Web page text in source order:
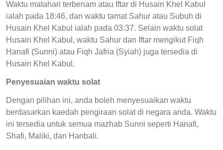
Waktu matahari terbenam atau Iftar di Husain Khel Kabul
ialah pada 18:46, dan waktu tamat Sahur atau Subuh di
Husain Khel Kabul ialah pada 03:37. Selain waktu solat
Husain Khel Kabul, waktu Sahur dan Iftar mengikut Fiqh
Hanafi (Sunni) atau Fiqh Jafria (Syiah) juga tersedia di
Husain Khel Kabul.
Penyesuaian waktu solat
Dengan pilihan ini, anda boleh menyesuaikan waktu
berdasarkan kaedah pengiraan solat di negara anda. Waktu
ini tersedia untuk semua mazhab Sunni seperti Hanafi,
Shafi, Maliki, dan Hanbali.